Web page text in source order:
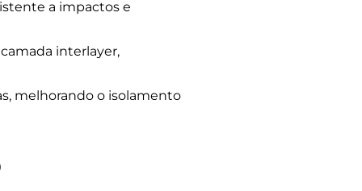
a impactos e
interlayer,
melhorando o isolamento